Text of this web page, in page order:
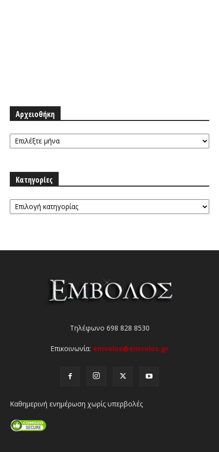
Αρχειοθήκη
Αρχειοθήκη
Κατηγορίες
Κατηγορίες
Τηλέφωνο 698 828 8530
Επικοινωνία: emvolos@emvolos.gr
Καθημερινή ενημέρωση χωρίς υπερβολές